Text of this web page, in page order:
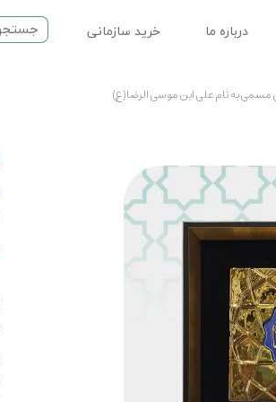
درباره ما خرید سازمانی
مسمی به نام علی ابن موسی الرضا(ع)